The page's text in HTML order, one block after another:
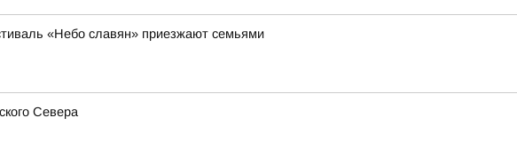
«Небо славян» приезжают семьями
Севера